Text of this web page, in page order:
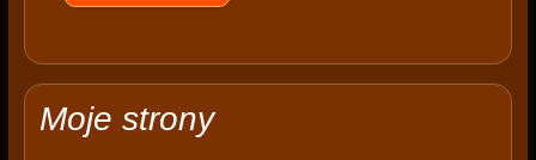
e
p
y
Moje strony